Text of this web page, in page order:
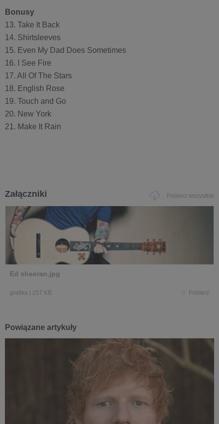
Bonusy
13. Take It Back
14. Shirtsleeves
15. Even My Dad Does Sometimes
16. I See Fire
17. All Of The Stars
18. English Rose
19. Touch and Go
20. New York
21. Make It Rain
Załączniki Pobierz wszystkie
Ed sheeran.jpg
grafika | 257 KB Pobierz
Powiązane artykuły